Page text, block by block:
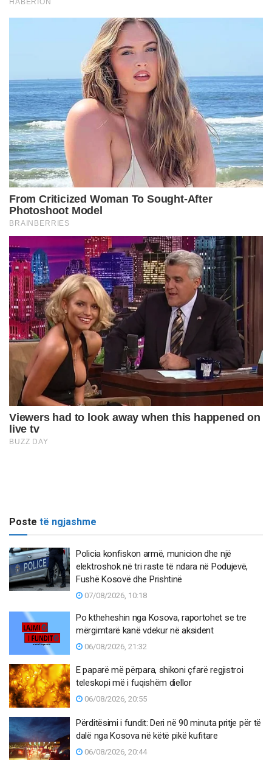
Poste të ngjashme
Policia konfiskon armë, municion dhe një
elektroshok në tri raste të ndara në Podujevë,
Fushë Kosovë dhe Prishtinë
07/08/2026, 10:18
Po ktheheshin nga Kosova, raportohet se tre
mërgimtarë kanë vdekur në aksident
06/08/2026, 21:32
E paparë më përpara, shikoni çfarë regjistroi
teleskopi më i fuqishëm diellor
06/08/2026, 20:55
Përditësimi i fundit: Deri në 90 minuta pritje për të
dalë nga Kosova në këtë pikë kufitare
06/08/2026, 20:44